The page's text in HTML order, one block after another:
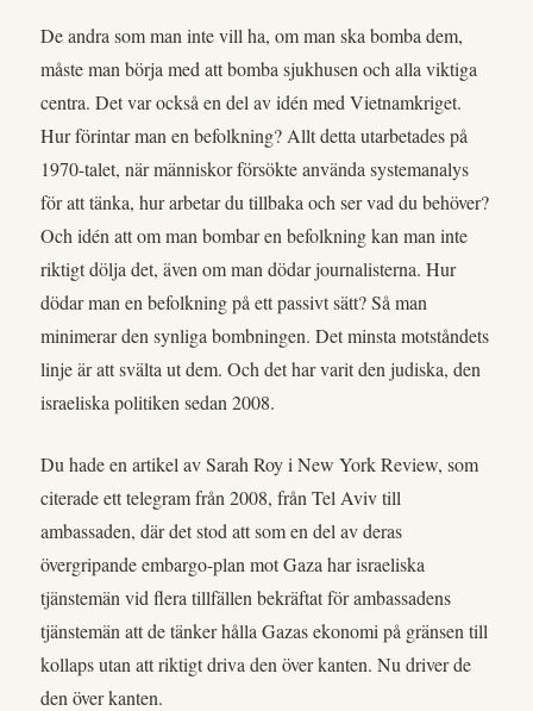
De andra som man inte vill ha, om man ska bomba dem,
måste man börja med att bomba sjukhusen och alla viktiga
centra. Det var också en del av idén med Vietnamkriget.
Hur förintar man en befolkning? Allt detta utarbetades på
1970-talet, när människor försökte använda systemanalys
för att tänka, hur arbetar du tillbaka och ser vad du behöver?
Och idén att om man bombar en befolkning kan man inte
riktigt dölja det, även om man dödar journalisterna. Hur
dödar man en befolkning på ett passivt sätt? Så man
minimerar den synliga bombningen. Det minsta motståndets
linje är att svälta ut dem. Och det har varit den judiska, den
israeliska politiken sedan 2008.
Du hade en artikel av Sarah Roy i New York Review, som
citerade ett telegram från 2008, från Tel Aviv till
ambassaden, där det stod att som en del av deras
övergripande embargo-plan mot Gaza har israeliska
tjänstemän vid flera tillfällen bekräftat för ambassadens
tjänstemän att de tänker hålla Gazas ekonomi på gränsen till
kollaps utan att riktigt driva den över kanten. Nu driver de
den över kanten.